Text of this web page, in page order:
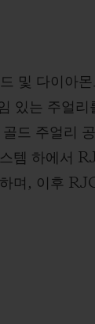
및 다이아
있는 주얼
주얼리 공
하에서
며, 이후